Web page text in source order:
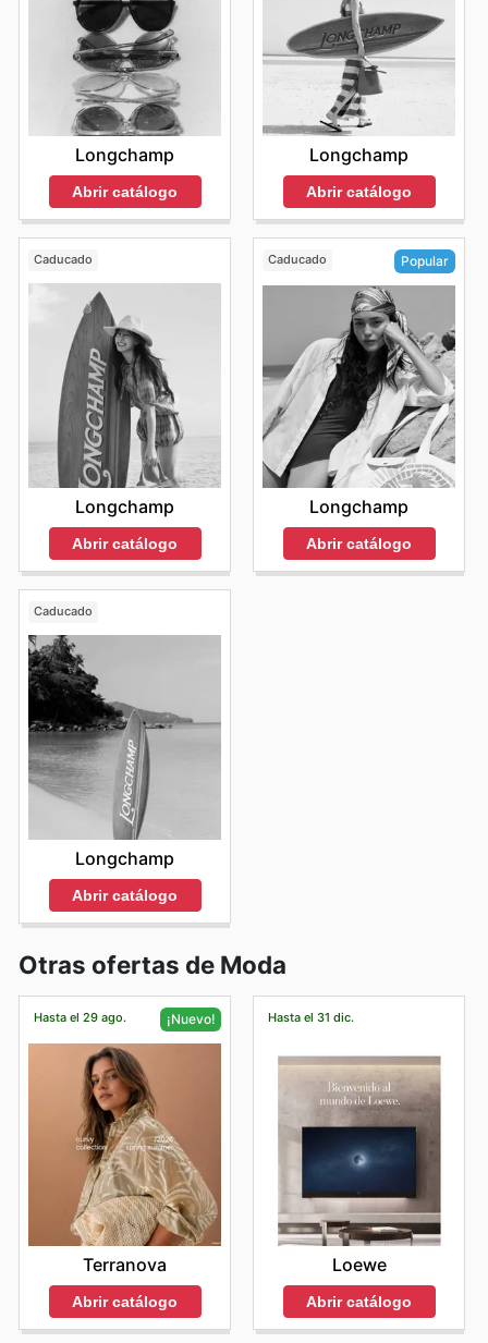
Longchamp
Abrir catálogo
Longchamp
Abrir catálogo
Caducado
Longchamp
Abrir catálogo
Caducado Popular
Longchamp
Abrir catálogo
Caducado
Longchamp
Abrir catálogo
Otras ofertas de Moda
Hasta el 29 ago. ¡Nuevo!
Terranova
Abrir catálogo
Hasta el 31 dic.
Loewe
Abrir catálogo